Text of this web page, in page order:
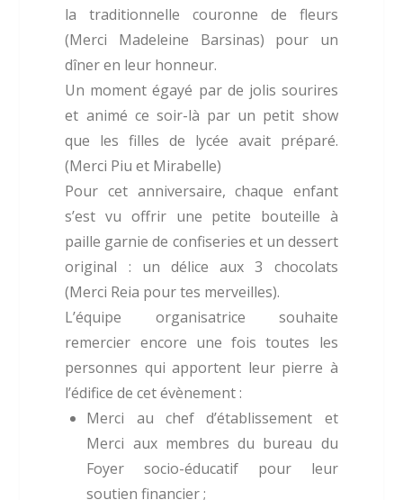
la traditionnelle couronne de fleurs
(Merci Madeleine Barsinas) pour un
dîner en leur honneur.
Un moment égayé par de jolis sourires
et animé ce soir-là par un petit show
que les filles de lycée avait préparé.
(Merci Piu et Mirabelle)
Pour cet anniversaire, chaque enfant
s’est vu offrir une petite bouteille à
paille garnie de confiseries et un dessert
original : un délice aux 3 chocolats
(Merci Reia pour tes merveilles).
L’équipe organisatrice souhaite
remercier encore une fois toutes les
personnes qui apportent leur pierre à
l’édifice de cet évènement :
Merci au chef d’établissement et
Merci aux membres du bureau du
Foyer socio-éducatif pour leur
soutien financier ;